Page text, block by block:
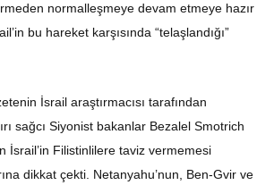
normalleşmeye devam etmeye hazır
bu hareket karşısında “telaşlandığı”
İsrail araştırmacısı tarafından
sağcı Siyonist bakanlar Bezalel Smotrich
İsrail’in Filistinlilere taviz vermemesi
dikkat çekti. Netanyahu’nun, Ben-Gvir ve